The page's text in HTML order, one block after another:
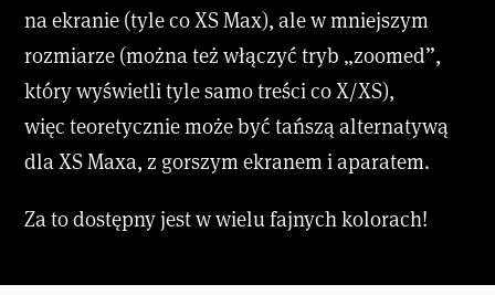
na ekranie (tyle co XS Max), ale w mniejszym
rozmiarze (można też włączyć tryb „zoomed”,
który wyświetli tyle samo treści co X/XS),
więc teoretycznie może być tańszą alternatywą
dla XS Maxa, z gorszym ekranem i aparatem.
Za to dostępny jest w wielu fajnych kolorach!